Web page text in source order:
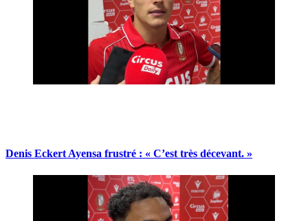
Denis Eckert Ayensa frustré : « C’est très décevant. »